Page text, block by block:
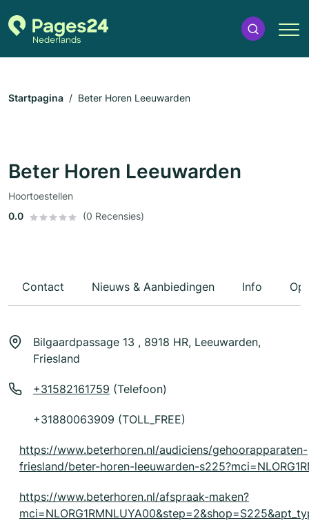
Startpagina Beter Horen Leeuwarden
Beter Horen Leeuwarden
Hoortoestellen
0.0
(0 Recensies)
Contact Nieuws & Aanbiedingen Info
Bilgaardpassage 13 , 8918 HR, Leeuwarden,
Friesland
+31582161759 (Telefoon)
+31880063909 (TOLL_FREE)
https://www.beterhoren.nl/audiciens/gehoorapparaten-
friesland/beter-horen-leeuwarden-
https://www.beterhoren.nl/afspraak-maken?